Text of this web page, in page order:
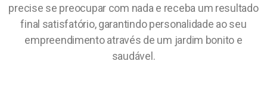
precise se preocupar com nada e receba um resultado
final satisfatório, garantindo personalidade ao seu
empreendimento através de um jardim bonito e
saudável.